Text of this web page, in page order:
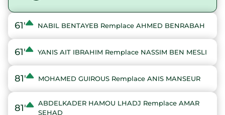
61' NABIL BENTAYEB Remplace AHMED BENRABAH
61' YANIS AIT IBRAHIM Remplace NASSIM BEN MESLI
81' MOHAMED GUIROUS Remplace ANIS MANSEUR
81'
ABDELKADER HAMOU LHADJ Remplace AMAR
SEHAD